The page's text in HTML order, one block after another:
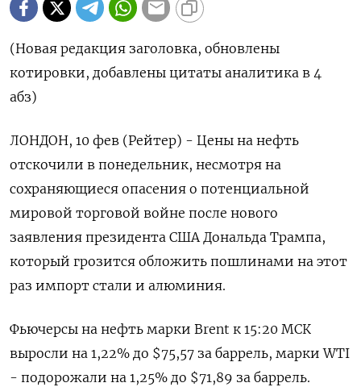
(Новая редакция заголовка, обновлены
котировки, добавлены цитаты аналитика в 4
абз)
ЛОНДОН, 10 фев (Рейтер) - Цены на нефть
отскочили в понедельник, несмотря на
сохраняющиеся опасения о потенциальной
мировой торговой войне после нового
заявления президента США Дональда Трампа,
который грозится обложить пошлинами на этот
раз импорт стали и алюминия.
Фьючерсы на нефть марки Brent к 15:20 МСК
выросли на 1,22% до $75,57 за баррель, марки WTI
- подорожали на 1,25% до $71,89 за баррель.